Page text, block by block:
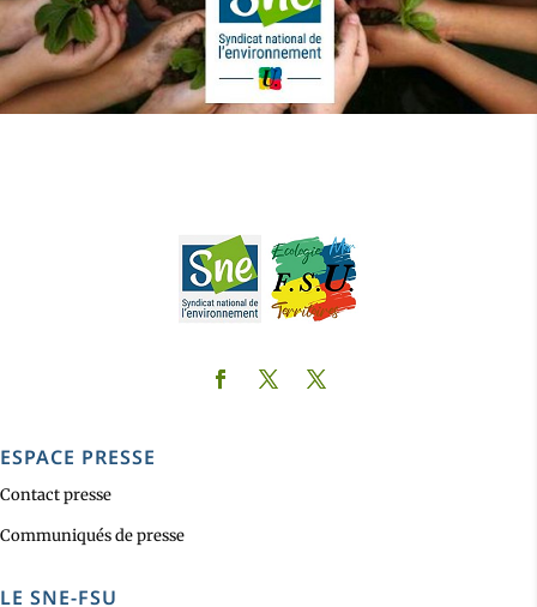
ESPACE PRESSE
Contact presse
Communiqués de presse
LE SNE-FSU